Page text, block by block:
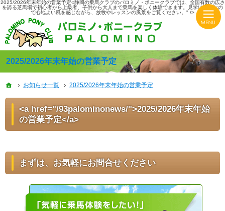
2025/2026年末年始の営業予定«静岡の乗馬クラブのパロミノ・ポニークラブでは、全国有数の広さ
を誇る芝馬場で初心者から上級者、子供から大人まで乗馬を楽しく体験できます。見学は無料なの
で心地よい風を感じながら、放牧やレッスンの風景をご覧ください。" />
2025/2026年末年始の営業予定
HASパロミノ・ポニークラブでは初心者から上級者、子供から大人まで楽しく体験できる乗馬クラ
静岡の乗馬クラブならHASパロミノ・ポニークラブでリフレッシュ！
ホーム
お知らせ一覧 2025/2026年末年始の営業予定
<a href="/93palominonews/">2025/2026年末年始
の営業予定</a>
まずは、お気軽にお問合せください
ホーム
お知らせ一覧 2025/2026年末年始の営業予定